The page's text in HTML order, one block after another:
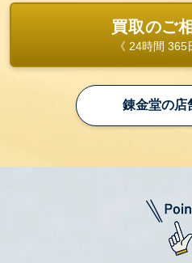
買取のご
《 24時間 365
錬金堂の店